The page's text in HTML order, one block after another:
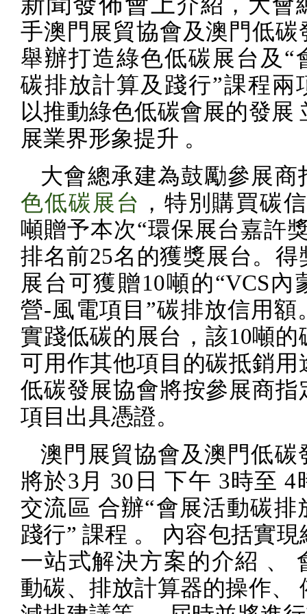
手澳門展貿協會及澳門低碳
舉辦打造綠色低碳展台及“
碳排放計算及踐行”課程兩
以推動綠色低碳會展的發展
展業界形象提升 。
大會總承建為鼓勵參展商
色低碳展台 ，特別購買碳
噸贈予本次“環保展台嘉許
排名前25名的獲獎展台。得
展台可獲贈10噸的“VCS內
營-風電項目”碳排放信用額
實踐低碳的展台，該10噸的
可用作其他項目的碳抵銷用
低碳發展協會將按參展商指
項目出具憑證。
澳門展貿協會及澳門低碳
將於3 月 30 日 下午 3時至 4
交流區 合辦“會展活動碳排
踐行” 課程 。 內容包括實
一站式解決方案的介紹 、
動碳、排放計算器的操作、